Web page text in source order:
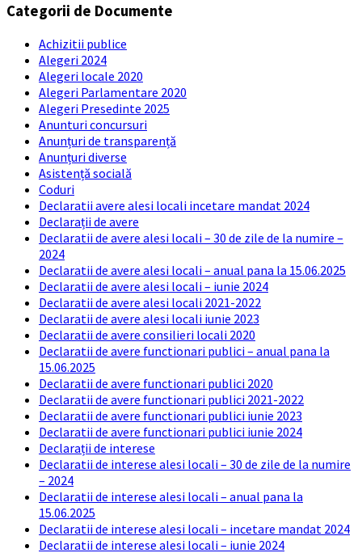
Categorii de Documente
Achizitii publice
Alegeri 2024
Alegeri locale 2020
Alegeri Parlamentare 2020
Alegeri Presedinte 2025
Anunturi concursuri
Anunțuri de transparență
Anunțuri diverse
Asistență socială
Coduri
Declaratii avere alesi locali incetare mandat 2024
Declarații de avere
Declaratii de avere alesi locali – 30 de zile de la numire –
2024
Declaratii de avere alesi locali – anual pana la 15.06.2025
Declaratii de avere alesi locali – iunie 2024
Declaratii de avere alesi locali 2021-2022
Declaratii de avere alesi locali iunie 2023
Declaratii de avere consilieri locali 2020
Declaratii de avere functionari publici – anual pana la
15.06.2025
Declaratii de avere functionari publici 2020
Declaratii de avere functionari publici 2021-2022
Declaratii de avere functionari publici iunie 2023
Declaratii de avere functionari publici iunie 2024
Declarații de interese
Declaratii de interese alesi locali – 30 de zile de la numire
– 2024
Declaratii de interese alesi locali – anual pana la
15.06.2025
Declaratii de interese alesi locali – incetare mandat 2024
Declaratii de interese alesi locali – iunie 2024